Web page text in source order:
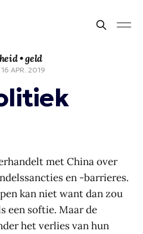
• geld
16 APR. 2019
met China over
en -barrieres.
kan niet want dan zou
een softie. Maar de
het verlies van hun